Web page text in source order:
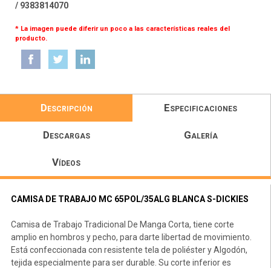
/ 9383814070
* La imagen puede diferir un poco a las características reales del
producto.
Descripción Especificaciones
Descargas Galería
Vídeos
CAMISA DE TRABAJO MC 65POL/35ALG BLANCA S-DICKIES
Camisa de Trabajo Tradicional De Manga Corta, tiene corte
amplio en hombros y pecho, para darte libertad de movimiento.
Está confeccionada con resistente tela de poliéster y Algodón,
tejida especialmente para ser durable. Su corte inferior es